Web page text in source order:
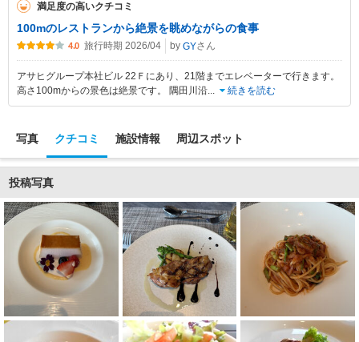
満足度の高いクチコミ
100mのレストランから絶景を眺めながらの食事
4.0 旅行時期 2026/04 by GYさん
アサヒグループ本社ビル 22Ｆにあり、21階までエレベーターで行きます。
高さ100mからの景色は絶景です。 隅田川沿... 続きを読む
写真 クチコミ 施設情報 周辺スポット
投稿写真